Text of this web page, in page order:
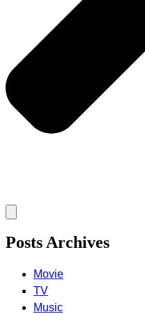
Posts Archives
Movie
TV
Music